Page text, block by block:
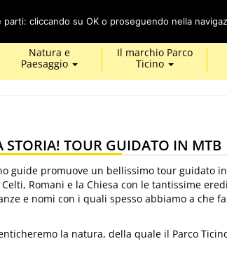
Natura e
Paesaggio
Il marchio Parco
Ticino
TOUR GUIDATO IN MTB
guide promuove un bellissimo tour guidato
Romani e la Chiesa con le tantissime
e nomi con i quali spesso abbiamo a che
la natura, della quale il Parco
cliccando su OK o proseguendo nella